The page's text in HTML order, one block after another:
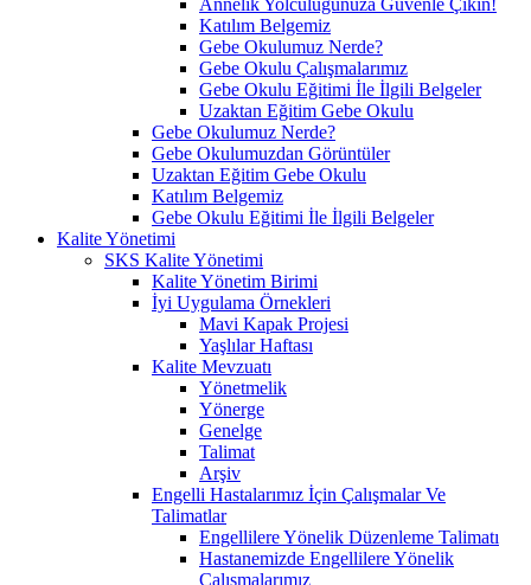
Katılım Belgemiz
Gebe Okulumuz Nerde?
Gebe Okulu Çalışmalarımız
Gebe Okulu Eğitimi İle İlgili Belgeler
Uzaktan Eğitim Gebe Okulu
Gebe Okulumuz Nerde?
Gebe Okulumuzdan Görüntüler
Uzaktan Eğitim Gebe Okulu
Katılım Belgemiz
Gebe Okulu Eğitimi İle İlgili Belgeler
Kalite Yönetimi
SKS Kalite Yönetimi
Kalite Yönetim Birimi
İyi Uygulama Örnekleri
Mavi Kapak Projesi
Yaşlılar Haftası
Kalite Mevzuatı
Yönetmelik
Yönerge
Genelge
Talimat
Arşiv
Engelli Hastalarımız İçin Çalışmalar Ve
Talimatlar
Engellilere Yönelik Düzenleme Talimatı
Hastanemizde Engellilere Yönelik
Çalışmalarımız